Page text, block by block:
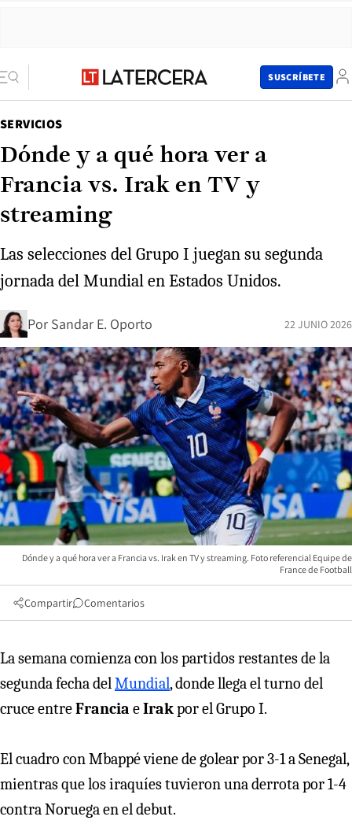
SUSCRÍBETE
SERVICIOS
Dónde y a qué hora ver a
Francia vs. Irak en TV y
streaming
Las selecciones del Grupo I juegan su segunda
jornada del Mundial en Estados Unidos.
Por Sandar E. Oporto 22 JUNIO 2026
Dónde y a qué hora ver a Francia vs. Irak en TV y streaming. Foto referencial Equipe de
France de Football
Compartir Comentarios
La semana comienza con los partidos restantes de la
segunda fecha delMundial, donde llega el turno del
cruce entreFrancia eIrakpor el Grupo I.
El cuadro con Mbappé viene de golear por 3-1 a Senegal,
mientras que los iraquíes tuvieron una derrota por 1-4
contra Noruega en el debut.